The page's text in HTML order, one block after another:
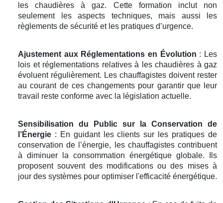
les chaudières à gaz. Cette formation inclut non
seulement les aspects techniques, mais aussi les
règlements de sécurité et les pratiques d’urgence.
Ajustement aux Réglementations en Évolution : Les
lois et réglementations relatives à les chaudières à gaz
évoluent régulièrement. Les chauffagistes doivent rester
au courant de ces changements pour garantir que leur
travail reste conforme avec la législation actuelle.
Sensibilisation du Public sur la Conservation de
l’Énergie : En guidant les clients sur les pratiques de
conservation de l’énergie, les chauffagistes contribuent
à diminuer la consommation énergétique globale. Ils
proposent souvent des modifications ou des mises à
jour des systèmes pour optimiser l'efficacité énergétique.